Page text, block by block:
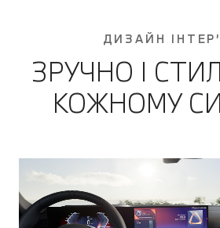
ДИЗАЙН
ЗРУЧНО І
КОЖНОМУ